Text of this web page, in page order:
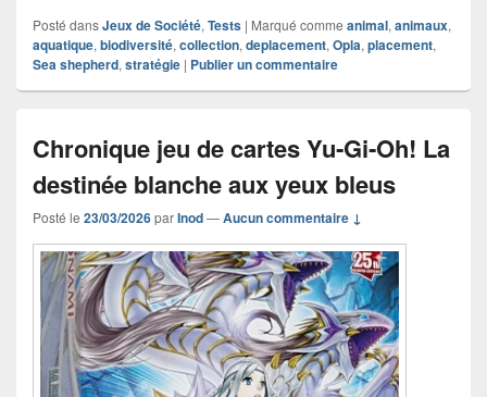
Posté dansJeux de Société, Tests | Marqué comme animal, animaux,
aquatique, biodiversité, collection, deplacement, Opla, placement,
Sea shepherd, stratégie | Publier un commentaire
Chronique jeu de cartes Yu‑Gi‑Oh! La
destinée blanche aux yeux bleus
Posté le 23/03/2026parInod—Aucun commentaire ↓